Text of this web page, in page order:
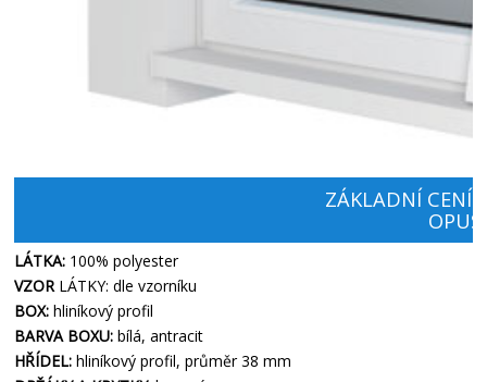
ZÁKLADNÍ
LÁTKA: 100% polyester
VZORLÁTKY: dle vzorníku
BOX: hliníkový profil
BARVA BOXU: bílá, antracit
HŘÍDEL: hliníkový profil, průměr 38 mm